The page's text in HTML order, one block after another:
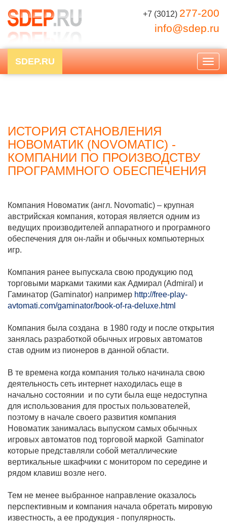
+7 (3012) 277-200
info@sdep.ru
SDEP.RU
ИСТОРИЯ СТАНОВЛЕНИЯ
НОВОМАТИК (NOVOMATIC) -
КОМПАНИИ ПО ПРОИЗВОДСТВУ
ПРОГРАММНОГО ОБЕСПЕЧЕНИЯ
Компания Новоматик (англ. Novomatic) – крупная
австрийская компания, которая является одним из
ведущих производителей аппаратного и програмного
обеспечения для он-лайн и обычных компьютерных
игр.
Компания ранее выпускала свою продукцию под
торговыми марками такими как Адмирал (Admiral) и
Гаминатор (Gaminator) например http://free-play-
avtomati.com/gaminator/book-of-ra-deluxe.html
Компания была создана в 1980 году и после открытия
занялась разработкой обычных игровых автоматов
став одним из пионеров в данной области.
В те времена когда компания только начинала свою
деятельность сеть интернет находилась еще в
начально состоянии и по сути была еще недоступна
для использования для простых пользователей,
поэтому в начале своего развития компания
Новоматик занималась выпуском самых обычных
игровых автоматов под торговой маркой Gaminator
которые представляли собой металлические
вертикальные шкафчики с монитором по середине и
рядом клавиш возле него.
Тем не менее выбранное направление оказалось
перспективным и компания начала обретать мировую
известность, а ее продукция - популярность.